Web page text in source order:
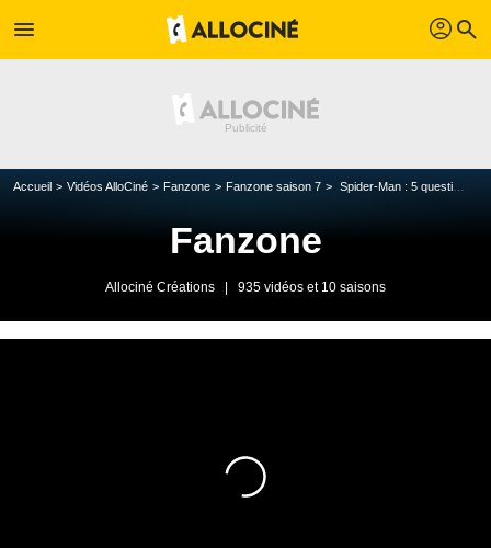
menu profil search
Accueil Vidéos AlloCiné Fanzone Fanzone saison 7 Spider-Man : 5 questions qu'on se pose après Far From Home
Fanzone
Allociné Créations 935 vidéos et 10 saisons